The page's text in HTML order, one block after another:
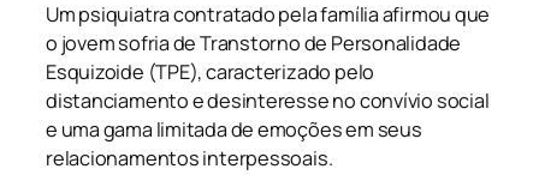
Um psiquiatra contratado pela família afirmou que
o jovem sofria de Transtorno de Personalidade
Esquizoide (TPE), caracterizado pelo
distanciamento e desinteresse no convívio social
e uma gama limitada de emoções em seus
relacionamentos interpessoais.